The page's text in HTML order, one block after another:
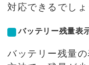
対応できるでしょ
バッテリー残量表
バッテリー残量